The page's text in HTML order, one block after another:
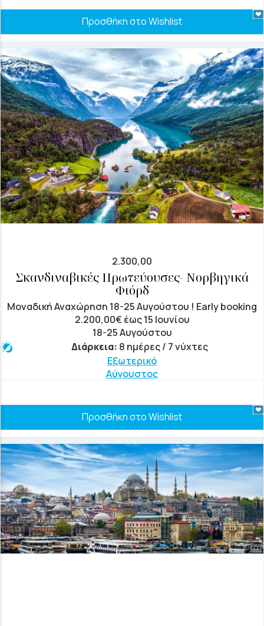
Προσθήκη στο Wishlist
2.300,00
Σκανδιναβικές Πρωτεύουσες- Νορβηγικά
Φιόρδ
Μοναδική Αναχώρηση 18-25 Αυγούστου ! Early booking
2.200,00€ έως 15 Ιουνίου
18-25 Αυγούστου
Διάρκεια: 8 ημέρες / 7 νύχτες
Εξωτερικό
Αύγουστος
Προσθήκη στο Wishlist